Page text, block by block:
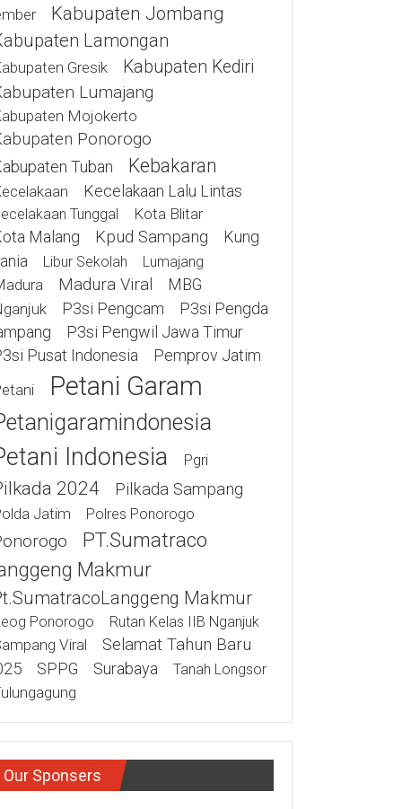
Kabupaten Jombang
Lamongan
Gresik
Kabupaten Kediri
Lumajang
Mojokerto
Ponorogo
Tuban Kebakaran
Kecelakaan Lalu Lintas
Tunggal Kota Blitar
Malang Kpud Sampang
Kung
Libur Sekolah Lumajang
Madura Viral MBG
P3si Pengcam
P3si Pengda
P3si Pengwil Jawa Timur
Pusat Indonesia
Pemprov Jatim
Petani Garam
Indonesia Pgri
2024 Pilkada Sampang
Jatim Polres Ponorogo
PT.Sumatraco
Makmur
Makmur
Ponorogo Rutan Kelas IIB Nganjuk
Viral
Selamat Tahun Baru
SPPG Surabaya Tanah Longsor
Our Sponsers